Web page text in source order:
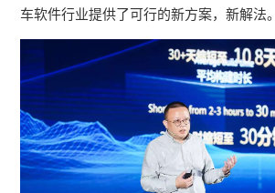
车软件行业提供了可行的新方案，新解法。